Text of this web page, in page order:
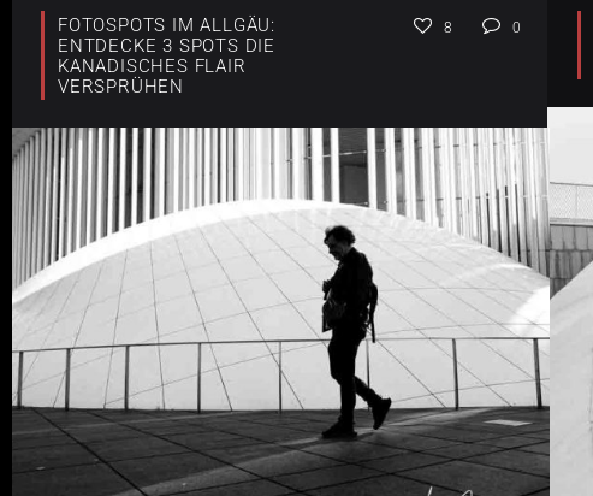
FOTOSPOTS IM ALLGÄU:
ENTDECKE 3 SPOTS DIE
KANADISCHES FLAIR
VERSPRÜHEN
8 0